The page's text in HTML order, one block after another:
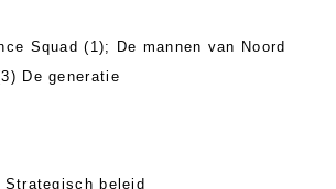
Squad (1); De mannen van Noord
De generatie
Strategisch beleid